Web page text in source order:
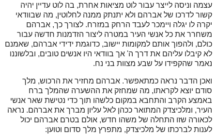
עצמה וניסה לייצר עבור לוט מציאות אחרת, בה לוט עדיין יהיה
קשור לדרכו של אברהם ולא יתנתק ממנה לחלוטין, מה שבוודאי
יקרה לו יגלה ויימכר לעבד הרחק במזרח. לצורך כך, אברהם
משחרר את כל אנשי העיר במטרה ליצור הזדמנות חדשה עבור
כולם, ולהפוך אותם למקומות יישוב, כדוגמת ידידי אברהם, שאמנם
לא קיבלו עליהם את דרך ה' אך בוודאי היו אנשים טובים, ובלשוננו
נאמר שהקפידו על שבע מצוות בני נח.
ואכן הדבר נראה כמתאפשר. אברהם מחזיר את הרכוש, מלך
סודם יוצא לקראתו, מה שמחזק את ההשערה שהמלך ברח
באמצע הקרב והתחבא במקום כלשהו תוך כדי נטישת שאר אנשי
העיר, ומלכיצדק המתואר ככהן לאל עליון מברך את אברהם. נראה
לכאורה שזו התחלה של משהו חדש, אולם בטרם אברהם יכול
לענות לברכתו של מלכיצדק, מתפרץ מלך סדום וטוען: